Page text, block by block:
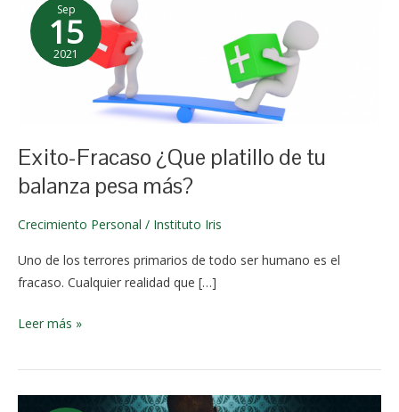
Sep
15
2021
2 de
Exito-Fracaso ¿Que platillo de tu
balanza pesa más?
Crecimiento Personal / Instituto Iris
Uno de los terrores primarios de todo ser humano es el
fracaso. Cualquier realidad que […]
Fracaso
¿Que
platillo
pesa
Leer más »